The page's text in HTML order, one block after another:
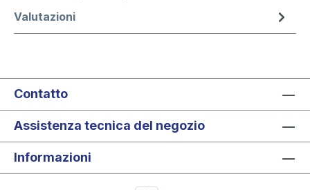
Valutazioni
Contatto
Assistenza tecnica del negozio
Informazioni